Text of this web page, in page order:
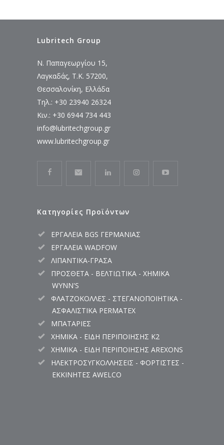
Lubritech Group
Ν. Παπαγεωργίου 15,
Λαγκαδάς, Τ.Κ. 57200,
Θεσσαλονίκη, Ελλάδα
Τηλ.: +30 23940 26324
Κιν.: +30 6944 734 443
info@lubritechgroup.gr
www.lubritechgroup.gr
Κατηγορίες Προϊόντων
ΕΡΓΑΛΕΙΑ BGS ΓΕΡΜΑΝΙΑΣ
ΕΡΓΑΛΕΙΑ WADFOW
ΛΙΠΑΝΤΙΚΑ-ΓΡΑΣΑ
ΠΡΟΣΘΕΤΑ - ΒΕΛΤΙΩΤΙΚΑ - ΧΗΜΙΚΑ
WYNN'S
ΦΛΑΤΖΟΚΟΛΛΕΣ - ΣΤΕΓΑΝΟΠΟΙΗΤΙΚΑ -
ΑΣΦΑΛΙΣΤΙΚΑ PERMATEX
ΜΠΑΤΑΡΙΕΣ
ΧΗΜΙΚΑ - ΕΙΔΗ ΠΕΡΙΠΟΙΗΣΗΣ K2
ΧΗΜΙΚΑ - ΕΙΔΗ ΠΕΡΙΠΟΙΗΣΗΣ AREXONS
ΗΛΕΚΤΡΟΣΥΓΚΟΛΛΗΣΕΙΣ - ΦΟΡΤΙΣΤΕΣ -
ΕΚΚΙΝΗΤΕΣ AWELCO